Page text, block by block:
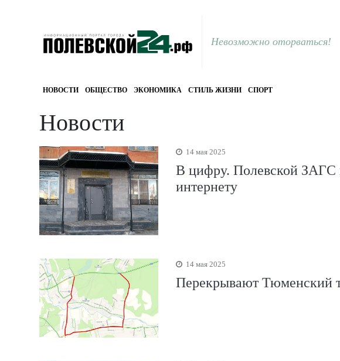
Невозможно оторваться!
НОВОСТИ ОБЩЕСТВО ЭКОНОМИКА СТИЛЬ ЖИЗНИ СПОРТ
Новости
14 мая 2025
В цифру. Полевской ЗАГС
интернету
14 мая 2025
Перекрывают Тюменский